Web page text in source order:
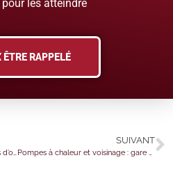
les atteindre
ÊTRE RAPPELÉ
SUIVANT